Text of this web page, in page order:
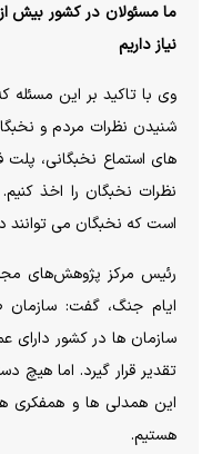
ما مسئولان در کشور بیش
نیاز داریم
وی با تاکید بر این
شنیدن نظرات مردم و
های استماع نخبگانی، پلت
نظرات نخبگان را اخذ
است که نخبگان می توانند
رئیس مرکز پژوهش‌های
ایام جنگ، گفت: سازمان
سازمان ها در کشور دارای
تقدیر قرار گیرد. اما هیچ
این همدلی ها و همفکری
هستیم.